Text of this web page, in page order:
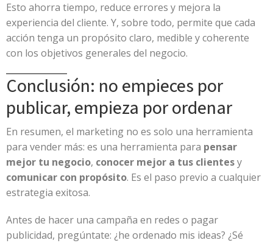
Esto ahorra tiempo, reduce errores y mejora la
experiencia del cliente. Y, sobre todo, permite que cada
acción tenga un propósito claro, medible y coherente
con los objetivos generales del negocio.
Conclusión: no empieces por
publicar, empieza por ordenar
En resumen, el marketing no es solo una herramienta
para vender más: es una herramienta para pensar
mejor tu negocio, conocer mejor a tus clientesy
comunicar con propósito. Es el paso previo a cualquier
estrategia exitosa.
Antes de hacer una campaña en redes o pagar
publicidad, pregúntate: ¿he ordenado mis ideas? ¿Sé